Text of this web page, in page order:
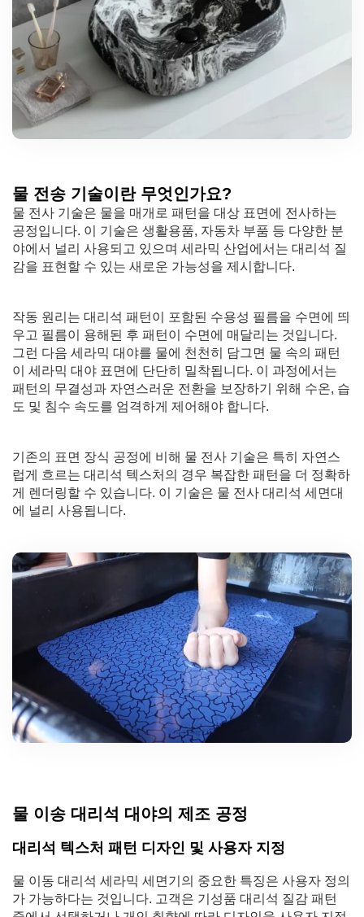
물 전송 기술이란 무엇인가요?
물 전사 기술은 물을 매개로 패턴을 대상 표면에 전사하는
공정입니다. 이 기술은 생활용품, 자동차 부품 등 다양한 분
야에서 널리 사용되고 있으며 세라믹 산업에서는 대리석 질
감을 표현할 수 있는 새로운 가능성을 제시합니다.
작동 원리는 대리석 패턴이 포함된 수용성 필름을 수면에 띄
우고 필름이 용해된 후 패턴이 수면에 매달리는 것입니다.
그런 다음 세라믹 대야를 물에 천천히 담그면 물 속의 패턴
이 세라믹 대야 표면에 단단히 밀착됩니다. 이 과정에서는
패턴의 무결성과 자연스러운 전환을 보장하기 위해 수온, 습
도 및 침수 속도를 엄격하게 제어해야 합니다.
기존의 표면 장식 공정에 비해 물 전사 기술은 특히 자연스
럽게 흐르는 대리석 텍스처의 경우 복잡한 패턴을 더 정확하
게 렌더링할 수 있습니다. 이 기술은 물 전사 대리석 세면대
에 널리 사용됩니다.
물 이송 대리석 대야의 제조 공정
대리석 텍스처 패턴 디자인 및 사용자 지정
물 이동 대리석 세라믹 세면기의 중요한 특징은 사용자 정의
가 가능하다는 것입니다. 고객은 기성품 대리석 질감 패턴